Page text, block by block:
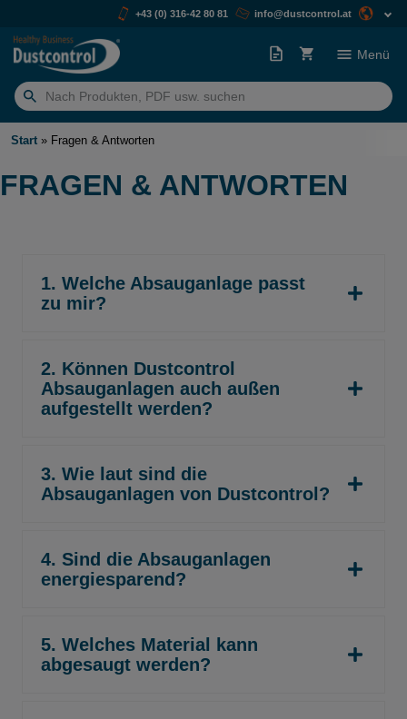
+43 (0) 316-42 80 81 info@dustcontrol.at
Suchen
nach:
Menü
Start » Fragen & Antworten
FRAGEN & ANTWORTEN
1. Welche Absauganlage passt
zu mir?
2. Können Dustcontrol
Absauganlagen auch außen
aufgestellt werden?
3. Wie laut sind die
Absauganlagen von Dustcontrol?
4. Sind die Absauganlagen
energiesparend?
5. Welches Material kann
abgesaugt werden?